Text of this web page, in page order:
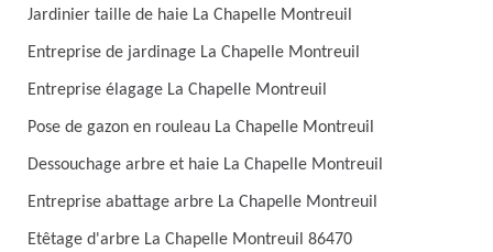
Jardinier taille de haie La Chapelle Montreuil
Entreprise de jardinage La Chapelle Montreuil
Entreprise élagage La Chapelle Montreuil
Pose de gazon en rouleau La Chapelle Montreuil
Dessouchage arbre et haie La Chapelle Montreuil
Entreprise abattage arbre La Chapelle Montreuil
Etêtage d'arbre La Chapelle Montreuil 86470